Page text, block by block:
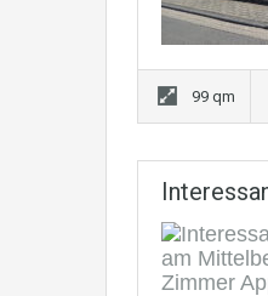
99 qm